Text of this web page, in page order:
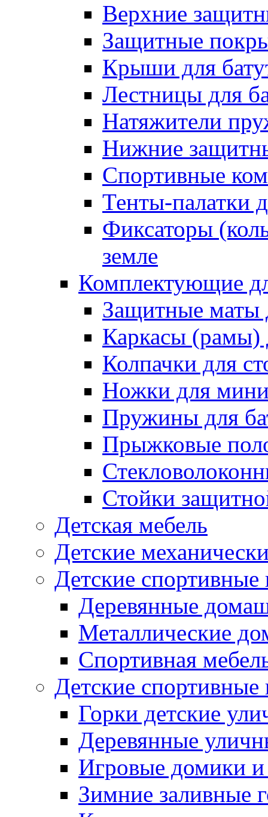
Верхние
Защитные
Крыши для
Лестницы для
Натяжители
Нижние
Спортивные
Тенты-палатки
Фиксаторы
земле
Комплектующие
Защитные маты
Каркасы (рамы)
Колпачки для
Ножки для
Пружины для
Прыжковые
Стойки
Детская мебель
Детские
Детские
Деревянные
Металлические
Спортивная
Детские
Горки детские
Деревянные
Игровые домики и
Зимние заливные